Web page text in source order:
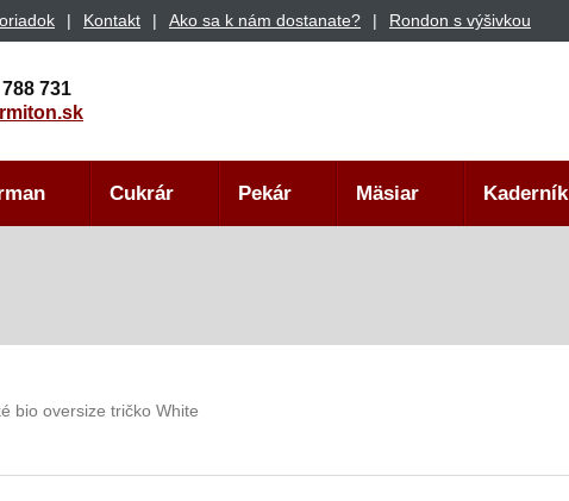
Kontakt Ako sa k nám dostanate? Rondon s výšivkou
731
Cukrár Pekár Mäsiar Kaderník
bio oversize tričko White